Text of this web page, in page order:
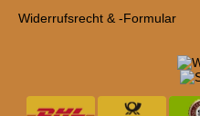
Widerrufsrecht & -Formular